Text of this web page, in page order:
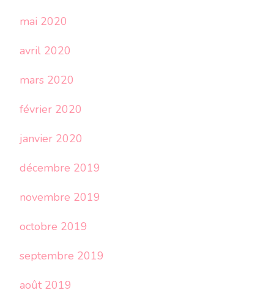
mai 2020
avril 2020
mars 2020
février 2020
janvier 2020
décembre 2019
novembre 2019
octobre 2019
septembre 2019
août 2019